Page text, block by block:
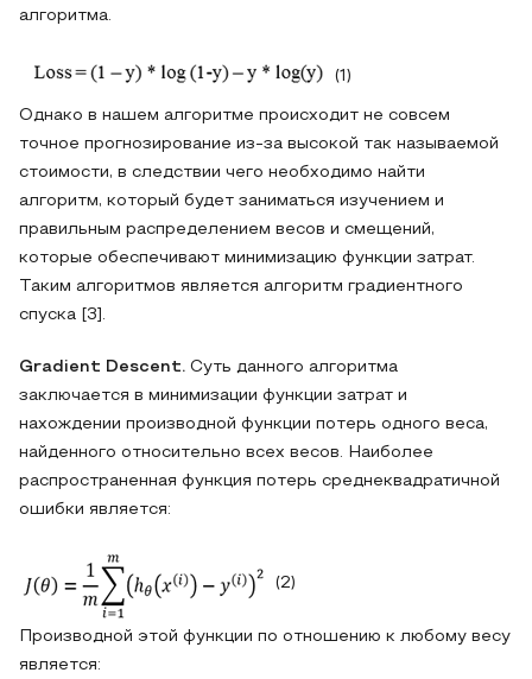
алгоритма.
(1)
Однако в нашем алгоритме происходит не совсем
точное прогнозирование из-за высокой так называемой
стоимости, в следствии чего необходимо найти
алгоритм, который будет заниматься изучением и
правильным распределением весов и смещений,
которые обеспечивают минимизацию функции затрат.
Таким алгоритмов является алгоритм градиентного
спуска [3].
Gradient Descent. Суть данного алгоритма
заключается в минимизации функции затрат и
нахождении производной функции потерь одного веса,
найденного относительно всех весов. Наиболее
распространенная функция потерь среднеквадратичной
ошибки является:
(2)
Производной этой функции по отношению к любому весу
является: